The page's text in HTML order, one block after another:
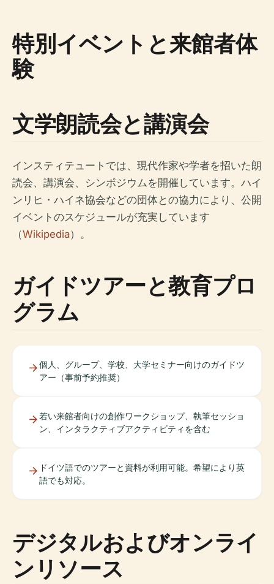
特別イベントと来館者体
験
文学朗読会と講演会
インスティテュートでは、現代作家や学者を招いた朗
読会、講演会、シンポジウムを開催しています。ハイ
ンリヒ・ハイネ協会などの団体との協力により、公開
イベントのスケジュールが充実しています
（Wikipedia）。
ガイドツアーと教育プロ
グラム
個人、グループ、学校、大学セミナー向けのガイドツ
アー（事前予約推奨）
若い来館者向けの創作ワークショップ、執筆セッショ
ン、インタラクティブアクティビティを含む
ドイツ語でのツアーと資料が利用可能。希望により英
語でも対応。
デジタルおよびオンライ
ンリソース